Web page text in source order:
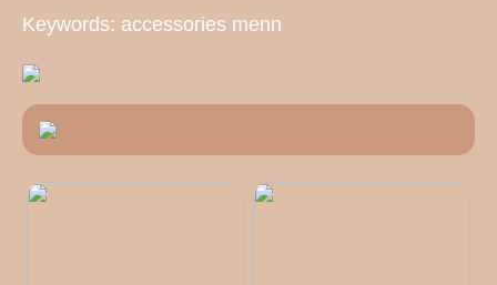
Keywords: accessories menn